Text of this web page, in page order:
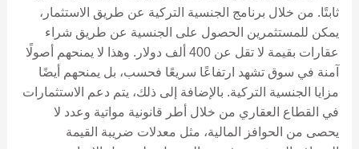
ثابتًا. من خلال برنامج الجنسية التركية عن طريق الاستثمار،
يمكن للمستثمرين الحصول على الجنسية عن طريق شراء
عقارات بقيمة لا تقل عن 400 ألف دولار. وهذا لا يمنحهم أصولًا
آمنة في سوق تشهد ارتفاعًا سريعًا فحسب، بل يمنحهم أيضًا
مزايا الجنسية التركية. بالإضافة إلى ذلك، يتم دعم الاستثمارات
في القطاع العقاري من خلال أطر قانونية مواتية وعدد لا
يحصى من الحوافز المالية، مثل معدلات ضريبة القيمة